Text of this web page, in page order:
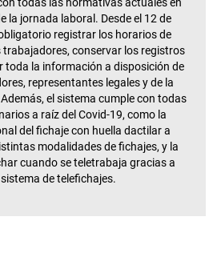
todas las normativas actuales en
la jornada laboral. Desde el 12 de
registrar los horarios de
trabajadores, conservar los registros
toda la información a disposición de
representantes legales y de la
el sistema cumple con todas
a raíz del Covid-19, como la
del fichaje con huella dactilar a
modalidades de fichajes, y la
cuando se teletrabaja gracias a
de telefichajes.